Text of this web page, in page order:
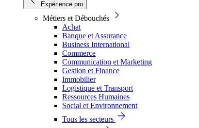
Expérience pro
Métiers et Débouchés
Achat
Banque et Assurance
Business International
Commerce
Communication et Marketing
Gestion et Finance
Immobilier
Logistique et Transport
Ressources Humaines
Social et Environnement
Tous les secteurs